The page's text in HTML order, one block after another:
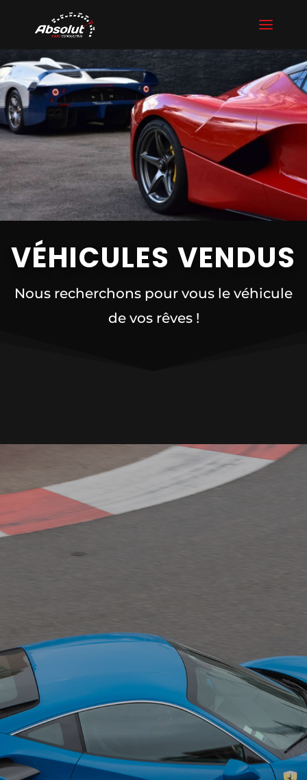
VÉHICULES VENDUS
Nous recherchons pour vous le véhicule
de vos rêves !